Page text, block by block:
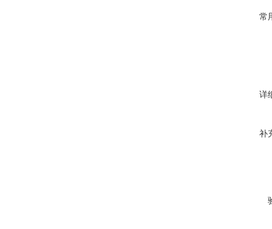
常
详
补